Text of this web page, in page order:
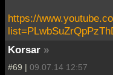
https://
Korsar »
#69 | 09.07.14 12:57